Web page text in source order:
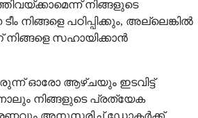
നിങ്ങളുടെ
പഠിപ്പിക്കും, അല്ലെങ്കിൽ
സഹായിക്കാൻ
ഓരോ ആഴ്ചയും ഇടവിട്ട്
നിങ്ങളുടെ പ്രത്യേക
അനുസരിച്ച് ഡോക്ടർക്ക്